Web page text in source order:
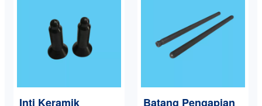
Inti Keramik
Batang Pengapian